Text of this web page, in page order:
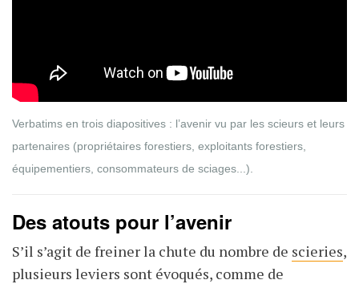
Verbatims en trois diapositives : l’avenir vu par les scieurs et leurs
partenaires (propriétaires forestiers, exploitants forestiers,
équipementiers, consommateurs de sciages...).
Des atouts pour l’avenir
S’il s’agit de freiner la chute du nombre de scieries,
plusieurs leviers sont évoqués, comme de